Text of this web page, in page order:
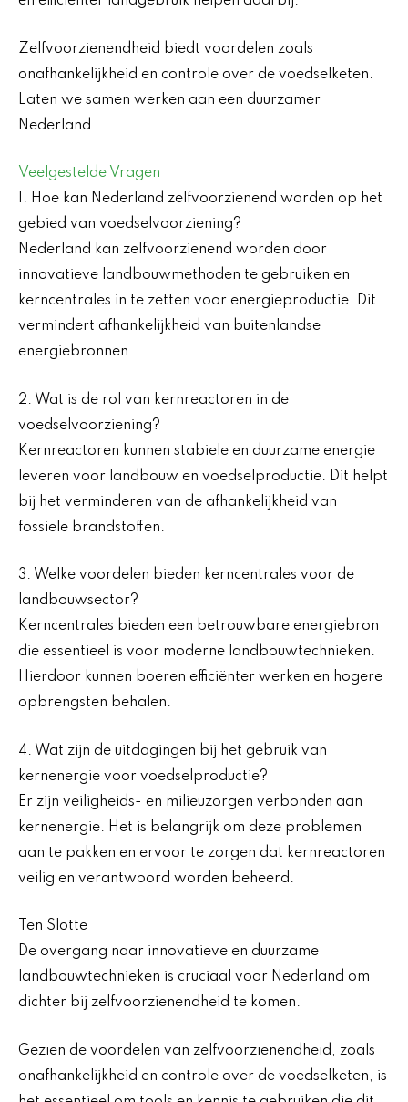
Zelfvoorzienendheid biedt voordelen zoals
onafhankelijkheid en controle over de voedselketen.
Laten we samen werken aan een duurzamer
Nederland.
Veelgestelde Vragen
1. Hoe kan Nederland zelfvoorzienend worden op het
gebied van voedselvoorziening?
Nederland kan zelfvoorzienend worden door
innovatieve landbouwmethoden te gebruiken en
kerncentrales in te zetten voor energieproductie. Dit
vermindert afhankelijkheid van buitenlandse
energiebronnen.
2. Wat is de rol van kernreactoren in de
voedselvoorziening?
Kernreactoren kunnen stabiele en duurzame energie
leveren voor landbouw en voedselproductie. Dit helpt
bij het verminderen van de afhankelijkheid van
fossiele brandstoffen.
3. Welke voordelen bieden kerncentrales voor de
landbouwsector?
Kerncentrales bieden een betrouwbare energiebron
die essentieel is voor moderne landbouwtechnieken.
Hierdoor kunnen boeren efficiënter werken en hogere
opbrengsten behalen.
4. Wat zijn de uitdagingen bij het gebruik van
kernenergie voor voedselproductie?
Er zijn veiligheids- en milieuzorgen verbonden aan
kernenergie. Het is belangrijk om deze problemen
aan te pakken en ervoor te zorgen dat kernreactoren
veilig en verantwoord worden beheerd.
Ten Slotte
De overgang naar innovatieve en duurzame
landbouwtechnieken is cruciaal voor Nederland om
dichter bij zelfvoorzienendheid te komen.
Gezien de voordelen van zelfvoorzienendheid, zoals
onafhankelijkheid en controle over de voedselketen, is